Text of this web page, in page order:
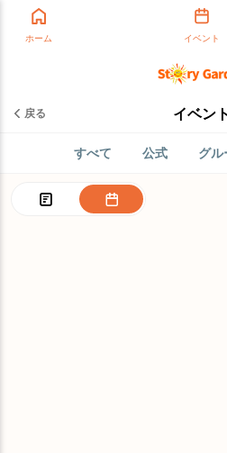
ホーム イベント
戻る イベント
すべて 公式 グル